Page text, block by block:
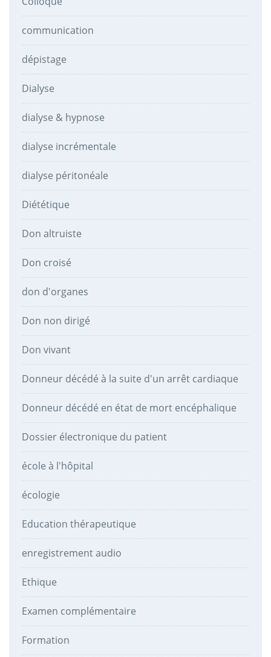
communication
dépistage
Dialyse
dialyse & hypnose
dialyse incrémentale
dialyse péritonéale
Diététique
Don altruiste
Don croisé
don d'organes
Don non dirigé
Don vivant
Donneur décédé à la suite d'un arrêt cardiaque
Donneur décédé en état de mort encéphalique
Dossier électronique du patient
école à l'hôpital
écologie
Education thérapeutique
enregistrement audio
Ethique
Examen complémentaire
Formation